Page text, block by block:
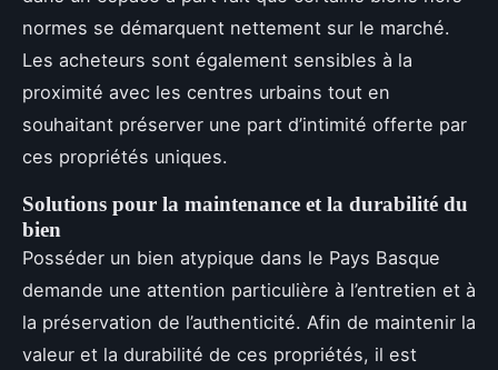
normes se démarquent nettement sur le marché.
Les acheteurs sont également sensibles à la
proximité avec les centres urbains tout en
souhaitant préserver une part d’intimité offerte par
ces propriétés uniques.
Solutions pour la maintenance et la durabilité du
bien
Posséder un bien atypique dans le Pays Basque
demande une attention particulière à l’entretien et à
la préservation de l’authenticité. Afin de maintenir la
valeur et la durabilité de ces propriétés, il est